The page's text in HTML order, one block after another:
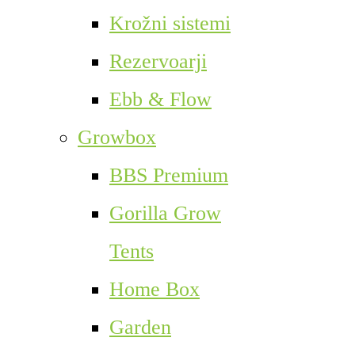
Krožni sistemi
Rezervoarji
Ebb & Flow
Growbox
BBS Premium
Gorilla Grow
Tents
Home Box
Garden